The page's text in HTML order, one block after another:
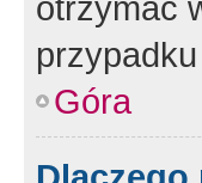
Góra